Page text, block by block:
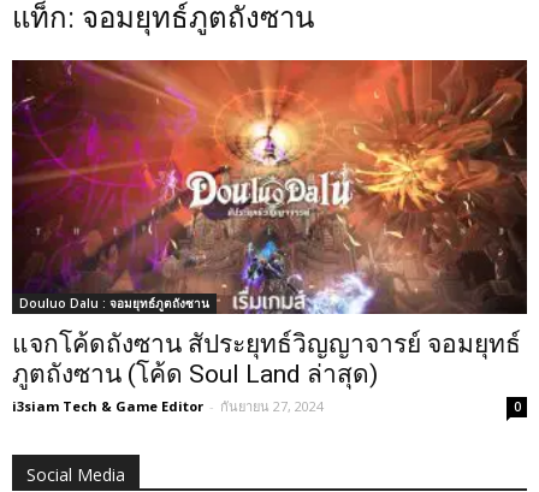
แท็ก: จอมยุทธ์ภูตถังซาน
Douluo Dalu : จอมยุทธ์ภูตถังซาน
แจกโค้ดถังซาน สัประยุทธ์วิญญาจารย์ จอมยุทธ์
ภูตถังซาน (โค้ด Soul Land ล่าสุด)
i3siam Tech & Game Editor - กันยายน 27, 2024 0
Social Media